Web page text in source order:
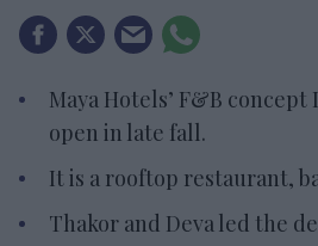
Maya Hotels’ F&B
open in late fall.
It is a rooftop restaurant,
Thakor and Deva led the